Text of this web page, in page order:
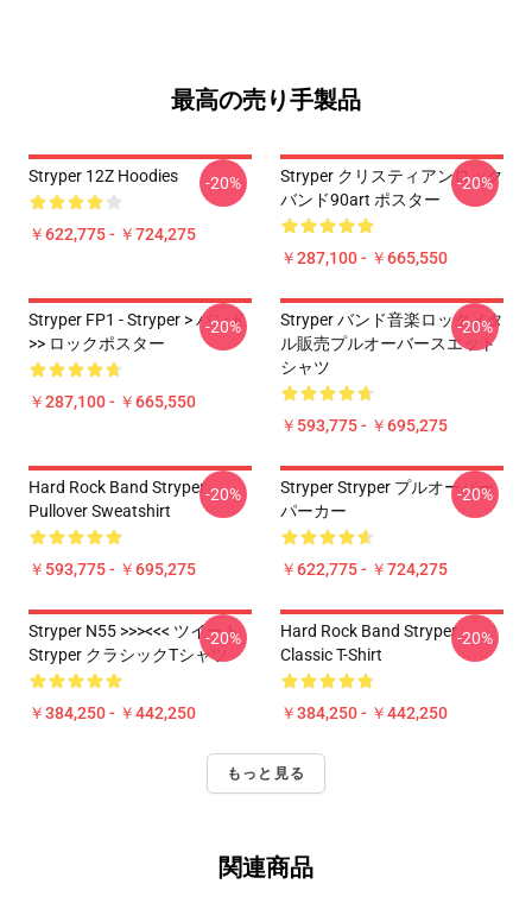
最高の売り手製品
Stryper 12Z Hoodies
￥622,775 - ￥724,275
-20%
Stryper クリスティアンロック
バンド90art ポスター
￥287,100 - ￥665,550
-20%
Stryper FP1 - Stryper > バンド
>> ロックポスター
￥287,100 - ￥665,550
-20%
Stryper バンド音楽ロックメタ
ル販売プルオーバースエット
シャツ
￥593,775 - ￥695,275
-20%
Hard Rock Band Stryper
Pullover Sweatshirt
￥593,775 - ￥695,275
-20%
Stryper Stryper プルオーバー
パーカー
￥622,775 - ￥724,275
-20%
Stryper N55 >>><<< ツイート
Stryper クラシックTシャツ
￥384,250 - ￥442,250
-20%
Hard Rock Band Stryper
Classic T-Shirt
￥384,250 - ￥442,250
-20%
もっと見る
関連商品